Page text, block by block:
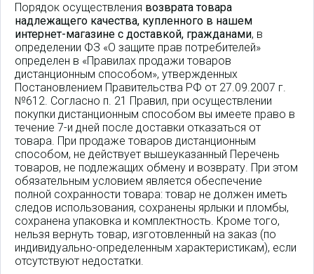
Порядок осуществления возврата товара
надлежащего качества, купленного в нашем
интернет-магазине с доставкой, гражданами, в
определении ФЗ «О защите прав потребителей»
определен в «Правилах продажи товаров
дистанционным способом», утвержденных
Постановлением Правительства РФ от 27.09.2007 г.
№612. Согласно п. 21 Правил, при осуществлении
покупки дистанционным способом вы имеете право в
течение 7-и дней после доставки отказаться от
товара. При продаже товаров дистанционным
способом, не действует вышеуказанный Перечень
товаров, не подлежащих обмену и возврату. При этом
обязательным условием является обеспечение
полной сохранности товара: товар не должен иметь
следов использования, сохранены ярлыки и пломбы,
сохранена упаковка и комплектность. Кроме того,
нельзя вернуть товар, изготовленный на заказ (по
индивидуально-определенным характеристикам), если
отсутствуют недостатки.